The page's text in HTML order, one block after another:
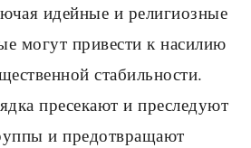
идейные и религиозные
могут привести к насилию
стабильности.
пресекают и преследуют
и предотвращают